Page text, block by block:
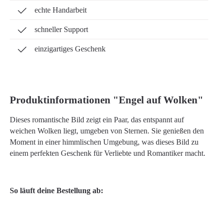
echte Handarbeit
schneller Support
einzigartiges Geschenk
Produktinformationen "Engel auf Wolken"
Dieses romantische Bild zeigt ein Paar, das entspannt auf
weichen Wolken liegt, umgeben von Sternen. Sie genießen den
Moment in einer himmlischen Umgebung, was dieses Bild zu
einem perfekten Geschenk für Verliebte und Romantiker macht.
So läuft deine Bestellung ab: